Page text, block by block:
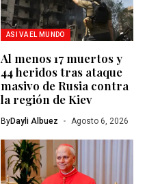
ASI VA EL MUNDO
Al menos 17 muertos y
44 heridos tras ataque
masivo de Rusia contra
la región de Kiev
ByDayli Albuez Agosto 6, 2026